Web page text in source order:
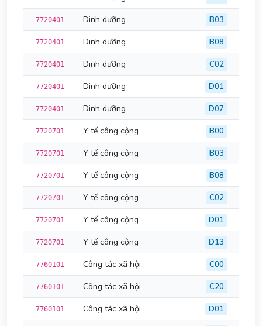
7720401 Dinh dưỡng B03
7720401 Dinh dưỡng B08
7720401 Dinh dưỡng C02
7720401 Dinh dưỡng D01
7720401 Dinh dưỡng D07
7720701 Y tế công cộng B00
7720701 Y tế công cộng B03
7720701 Y tế công cộng B08
7720701 Y tế công cộng C02
7720701 Y tế công cộng D01
7720701 Y tế công cộng D13
7760101 Công tác xã hội C00
7760101 Công tác xã hội C20
7760101 Công tác xã hội D01